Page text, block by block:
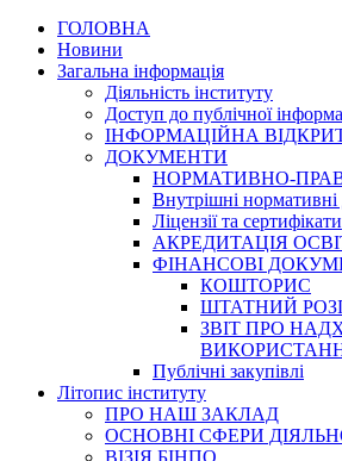
ГОЛОВНА
Новини
Загальна інформація
Діяльність інституту
Доступ до публічної
ІНФОРМАЦІЙНА
ДОКУМЕНТИ
НОРМАТИВНО-
Внутрішні
Ліцензії та сертифікати
АКРЕДИТАЦІЯ
ФІНАНСОВІ
КОШТОРИС
ШТАТНИЙ
ЗВІТ ПРО
Публічні закупівлі
Літопис інституту
ПРО НАШ ЗАКЛАД
ОСНОВНІ СФЕРИ
ВІЗІЯ БІНПО